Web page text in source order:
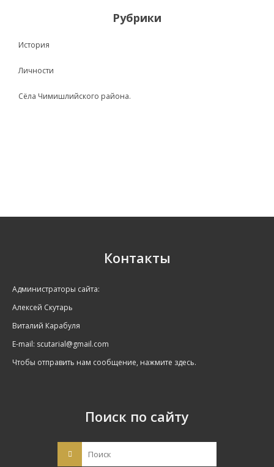
Рубрики
История
Личности
Сёла Чимишлийского района.
Контакты
Администраторы сайта:
Алексей Скутарь
Виталий Карабуля
E-mail: scutarial@gmail.com
Чтобы отправить нам сообщение, нажмите здесь.
Поиск по сайту